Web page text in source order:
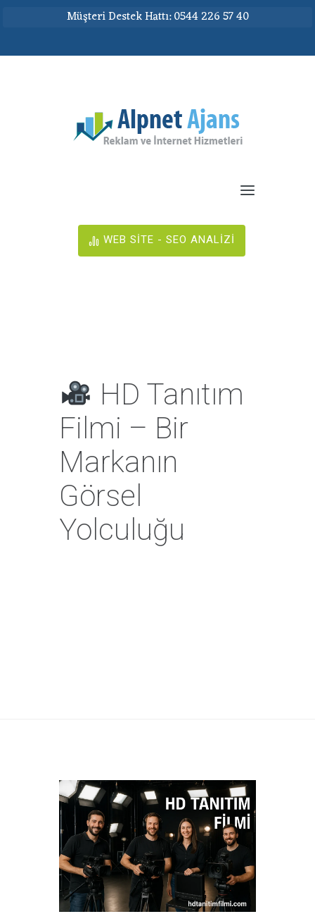
Müşteri Destek Hattı: 0544 226 57 40
WEB SİTE - SEO ANALİZİ
HD Tanıtım
Filmi – Bir
Markanın
Görsel
Yolculuğu